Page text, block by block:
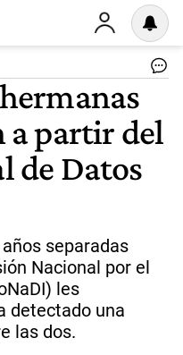
a partir del
de Datos
separadas
Nacional por el
les
detectado una
las dos.